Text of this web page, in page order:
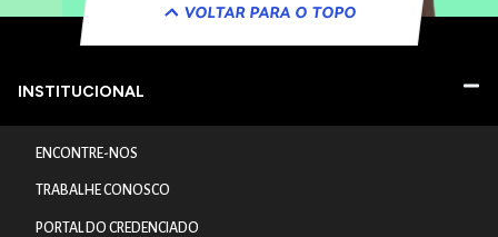
VOLTAR PARA O TOPO
INSTITUCIONAL
ENCONTRE-NOS
TRABALHE CONOSCO
PORTAL DO CREDENCIADO